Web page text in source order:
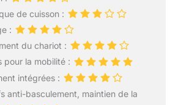
finition en métal de haute
qualité, notre desserte
assure une solidité et
une durabilité
exceptionnelles pour une
utilisation à long terme.
ORGANISATION
OPTIMALE : Les crochets
de cuisson :
:
du chariot :
pour la mobilité :
intégrées :
anti-basculement, maintien de la